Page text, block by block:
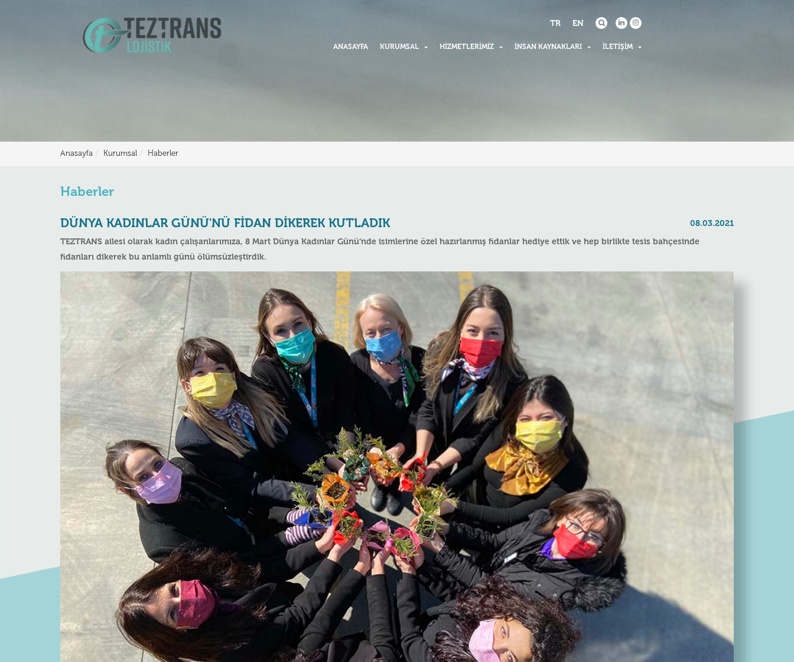
TR EN
ANASAYFA KURUMSAL HIZMETLERIMIZ İNSAN KAYNAKLARI İLETIŞIM
Haberler
Kurumsal
Anasayfa
Haberler
DÜNYA KADINLAR GÜNÜ'NÜ FIDAN DIKEREK KUTLADIK 08.03.2021
TEZTRANS ailesi olarak kadın çalışanlarımıza, 8 Mart Dünya Kadınlar Günü’nde isimlerine özel hazırlanmış fidanlar hediye ettik ve hep birlikte tesis bahçesinde
fidanları dikerek bu anlamlı günü ölümsüzleştirdik.